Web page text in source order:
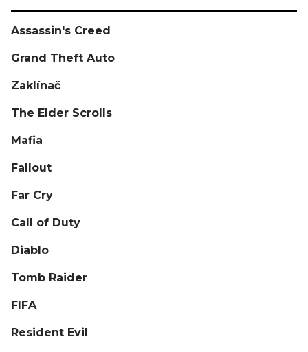
Assassin's Creed
Grand Theft Auto
Zaklínač
The Elder Scrolls
Mafia
Fallout
Far Cry
Call of Duty
Diablo
Tomb Raider
FIFA
Resident Evil